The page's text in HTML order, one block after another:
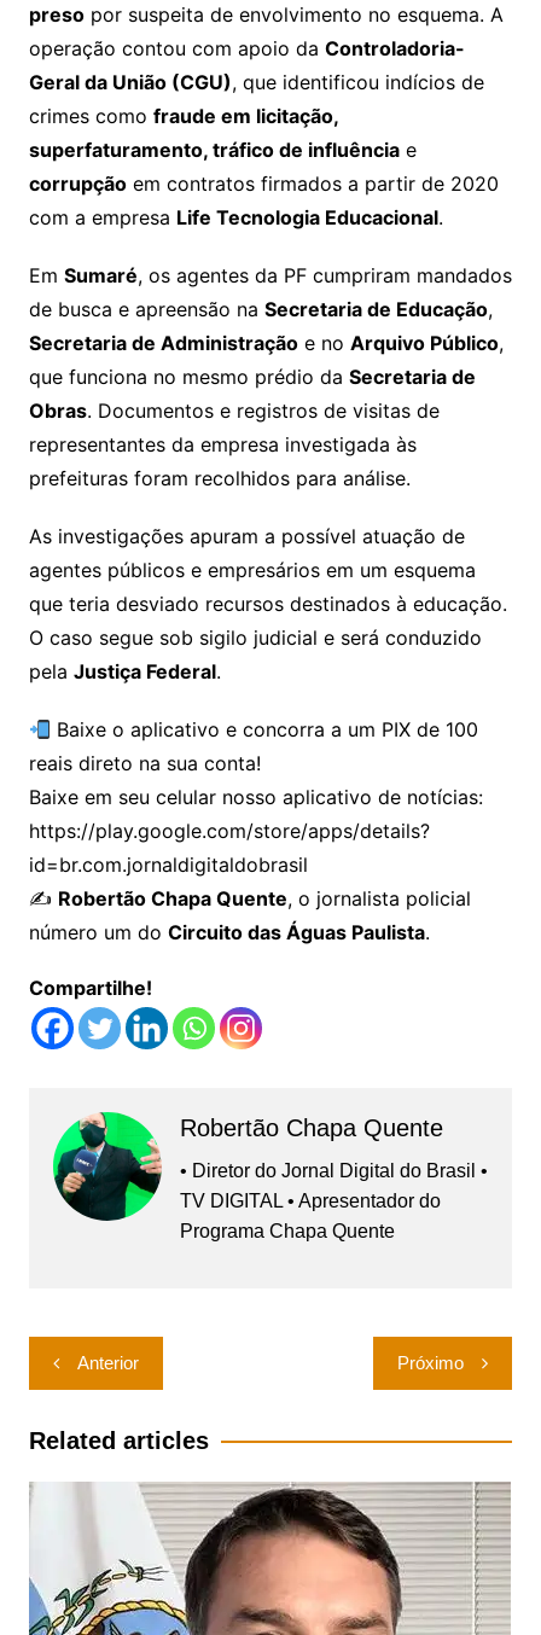
presopor suspeita de envolvimento no esquema. A
operação contou com apoio da Controladoria-
Geral da União (CGU), que identificou indícios de
crimes como fraude em licitação,
superfaturamento, tráfico de influênciae
corrupçãoem contratos firmados a partir de 2020
com a empresa Life Tecnologia Educacional.
Em Sumaré, os agentes da PF cumpriram mandados
de busca e apreensão na Secretaria de Educação,
Secretaria de Administraçãoe no Arquivo Público,
que funciona no mesmo prédio da Secretaria de
Obras. Documentos e registros de visitas de
representantes da empresa investigada às
prefeituras foram recolhidos para análise.
As investigações apuram a possível atuação de
agentes públicos e empresários em um esquema
que teria desviado recursos destinados à educação.
O caso segue sob sigilo judicial e será conduzido
pela Justiça Federal.
Baixe o aplicativo e concorra a um PIX de 100
reais direto na sua conta!
Baixe em seu celular nosso aplicativo de notícias:
https://play.google.com/store/apps/details?
id=br.com.jornaldigitaldobrasil
✍️ Robertão Chapa Quente, o jornalista policial
número um do Circuito das Águas Paulista.
Compartilhe!
Robertão Chapa Quente
• Diretor do Jornal Digital do Brasil •
TV DIGITAL • Apresentador do
Programa Chapa Quente
Navegação
de
Post
Anterior Próximo
Related articles